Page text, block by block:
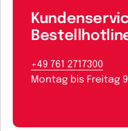
+49 761 2717300
Montag bis Freitag